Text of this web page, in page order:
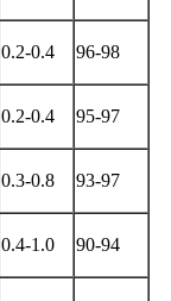
0.2-0.4 96-98
0.2-0.4 95-97
0.3-0.8 93-97
0.4-1.0 90-94